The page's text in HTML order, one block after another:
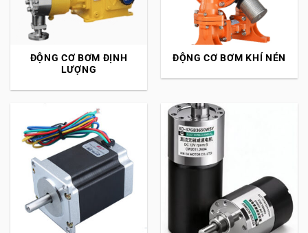
ĐỘNG CƠ BƠM ĐỊNH
LƯỢNG
ĐỘNG CƠ BƠM KHÍ NÉN